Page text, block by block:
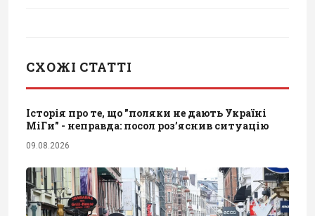
СХОЖІ СТАТТІ
Історія про те, що "поляки не дають Україні
МіГи" - неправда: посол роз’яснив ситуацію
09.08.2026